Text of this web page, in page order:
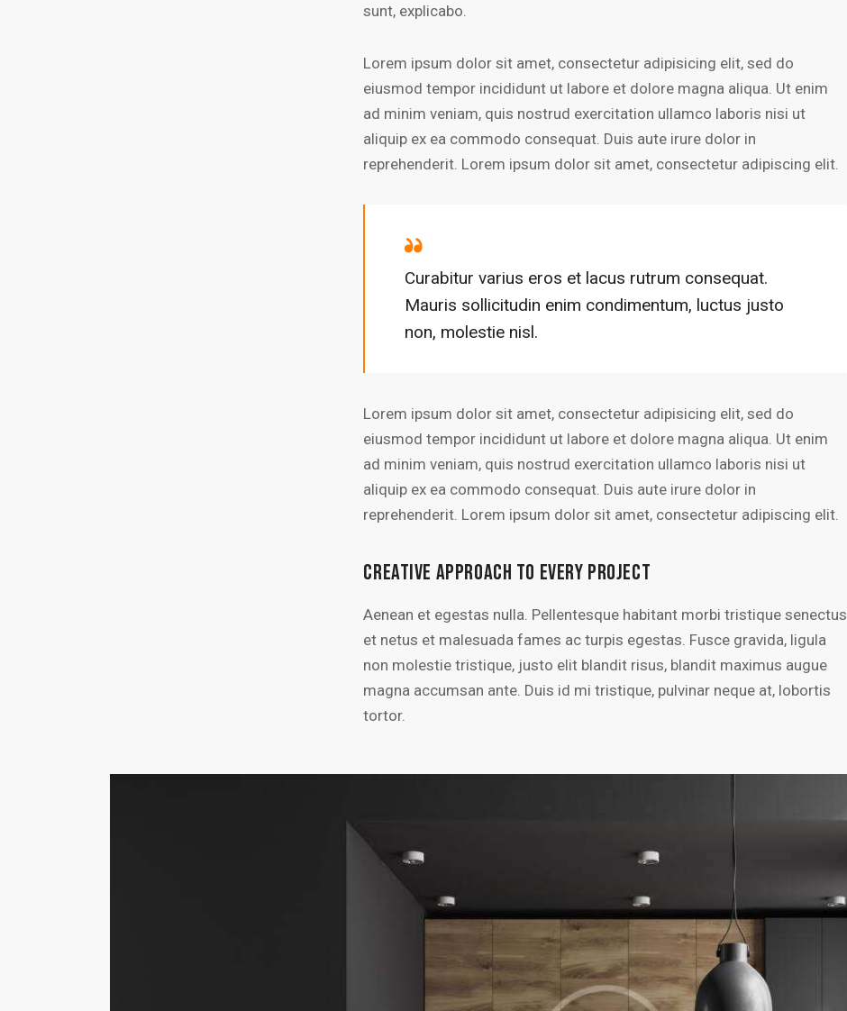
sunt, explicabo.
Lorem ipsum dolor sit amet, consectetur adipisicing elit, sed do
eiusmod tempor incididunt ut labore et dolore magna aliqua. Ut enim
ad minim veniam, quis nostrud exercitation ullamco laboris nisi ut
aliquip ex ea commodo consequat. Duis aute irure dolor in
reprehenderit. Lorem ipsum dolor sit amet, consectetur adipiscing elit.
Curabitur varius eros et lacus rutrum consequat.
Mauris sollicitudin enim condimentum, luctus justo
non, molestie nisl.
Lorem ipsum dolor sit amet, consectetur adipisicing elit, sed do
eiusmod tempor incididunt ut labore et dolore magna aliqua. Ut enim
ad minim veniam, quis nostrud exercitation ullamco laboris nisi ut
aliquip ex ea commodo consequat. Duis aute irure dolor in
reprehenderit. Lorem ipsum dolor sit amet, consectetur adipiscing elit.
CREATIVE APPROACH TO EVERY PROJECT
Aenean et egestas nulla. Pellentesque habitant morbi tristique senectus
et netus et malesuada fames ac turpis egestas. Fusce gravida, ligula
non molestie tristique, justo elit blandit risus, blandit maximus augue
magna accumsan ante. Duis id mi tristique, pulvinar neque at, lobortis
tortor.